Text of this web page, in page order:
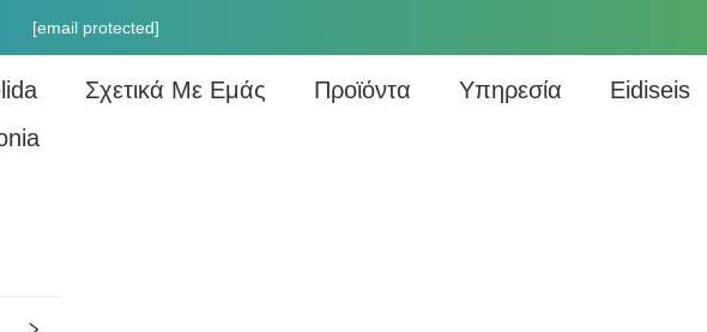
[email protected]
Σχετικά Με Εμάς Προϊόντα Υπηρεσία
Eidiseis